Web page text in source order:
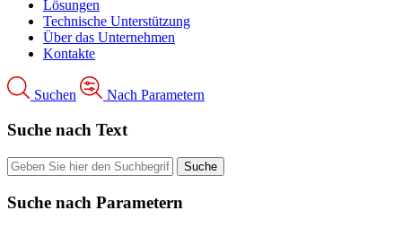
Lösungen
Technische Unterstützung
Über das Unternehmen
Kontakte
Suchen Nach Parametern
Suche nach Text
Suche nach Parametern